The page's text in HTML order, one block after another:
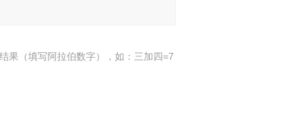
果（填写阿拉伯数字），如：三加四=7